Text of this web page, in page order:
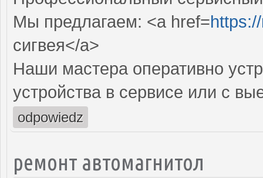
Мы предлагаем: <a href=
сигвея</a>
Наши мастера оперативно
устройства в сервисе или с
odpowiedz
ремонт автомагнитол